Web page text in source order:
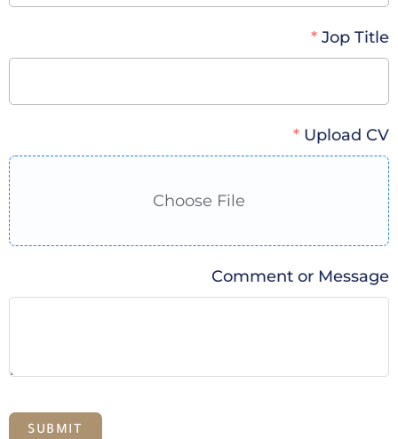
Jop Title
Upload CV
Choose File
Comment or Message
SUBMIT